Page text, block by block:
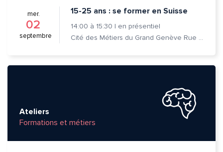
mer.
02
septembre
15-25 ans : se former en Suisse
14:00 à 15:30 | en présentiel
Cité des Métiers du Grand Genève Rue Prévost-Martin 6 1205 Genève
Ateliers
Formations et métiers